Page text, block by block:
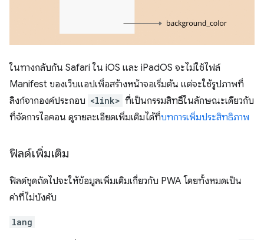
ในทางกลับกัน Safari ใน iOS และ iPadOS จะไม่ใช้ไฟล์
Manifest ของเว็บแอปเพื่อสร้างหน้าจอเริ่มต้น แต่จะใช้รูปภาพที่
ลิงก์จากองค์ประกอบ <link> ที่เป็นกรรมสิทธิ์ในลักษณะเดียวกับ
ที่จัดการไอคอน ดูรายละเอียดเพิ่มเติมได้ที่บทการเพิ่มประสิทธิภาพ
ฟิลด์เพิ่มเติม
ฟิลด์ชุดถัดไปจะให้ข้อมูลเพิ่มเติมเกี่ยวกับ PWA โดยทั้งหมดเป็น
ค่าที่ไม่บังคับ
lang